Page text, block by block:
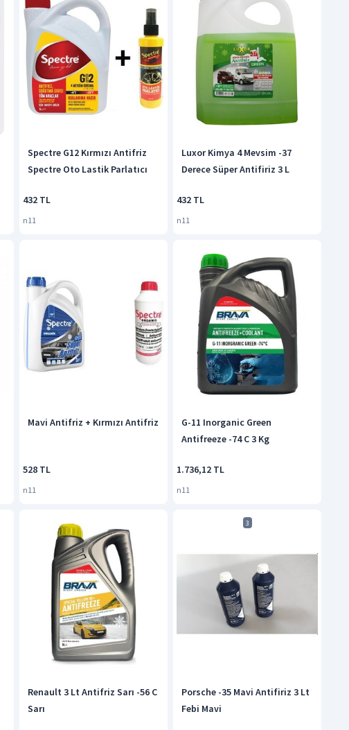
Spectre G12 Kırmızı Antifriz
Spectre Oto Lastik Parlatıcı
432 TL
n11
Luxor Kimya 4 Mevsim -37
Derece Süper Antifiriz 3 L
432 TL
n11
Mavi Antifriz + Kırmızı Antifriz
528 TL
n11
G-11 Inorganic Green
Antifreeze -74 C 3 Kg
1.736,12 TL
n11
Renault 3 Lt Antifriz Sarı -56 C
Sarı
3
Porsche -35 Mavi Antifiriz 3 Lt
Febi Mavi